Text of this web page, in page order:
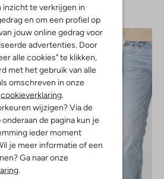
inzicht te verkrijgen in
en om een profiel op
jouw online gedrag voor
advertenties. Door
alle cookies" te klikken,
met het gebruik van alle
omschreven in onze
cookieverklaring.
wijzigen? Via de
de pagina kun je
ieder moment
je meer informatie of een
Ga naar onze
.